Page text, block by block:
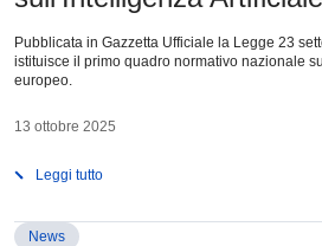
Pubblicata in Gazzetta Ufficiale la Legge 23
istituisce il primo quadro normativo nazionale
europeo.
13 ottobre 2025
Leggi tutto
News